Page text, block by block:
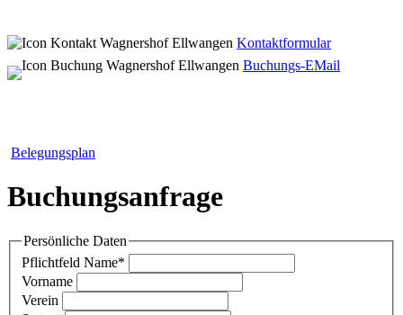
Kontaktformular
Buchungs-EMail
Belegungsplan
Buchungsanfrage
Persönliche Daten
Pflichtfeld Name*
Vorname
Verein